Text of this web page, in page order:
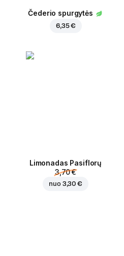
Čederio spurgytės
6,35 €
Limonadas Pasiflorų
3,70 €
nuo 3,30 €